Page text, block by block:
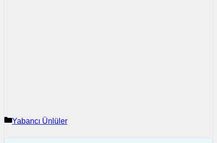
Kategoriler
Yabancı Ünlüler